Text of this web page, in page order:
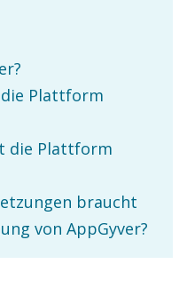
Plattform
die Plattform
braucht
von AppGyver?